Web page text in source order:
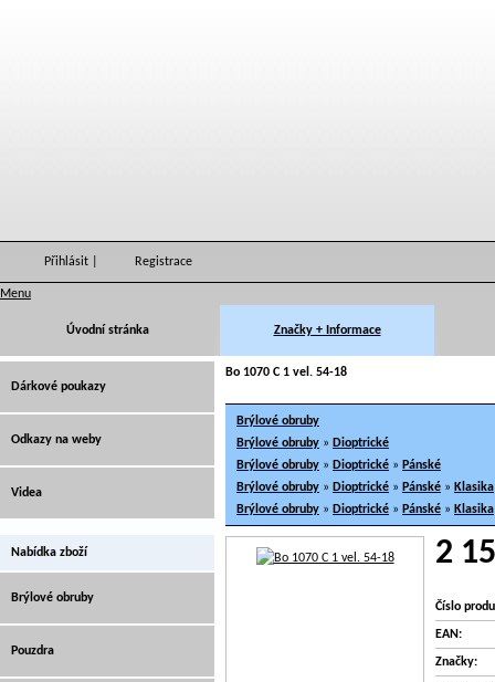
Přihlásit Registrace
Menu
Úvodní stránka Značky + Informace
Bo 1070 C 1 vel. 54-18
Brýlové obruby
Brýlové obruby » Dioptrické
Brýlové obruby » Dioptrické » Pánské
Brýlové obruby » Dioptrické » Pánské » Klasika
Brýlové obruby » Dioptrické » Pánské » Klasika
2
Číslo
EAN:
Značky:
Dárkové poukazy
Odkazy na weby
Videa
Nabídka zboží
Brýlové obruby
Pouzdra